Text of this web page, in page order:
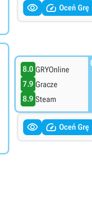
  Oceń Grę
8.0 GRYOnline
7.9 Gracze
8.9 Steam
  Oceń Grę